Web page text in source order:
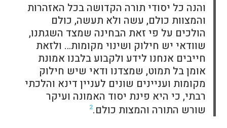
והנה כל יסודי תורה הקדושה בכל האזהרות
והמצוות כולם, עשה ולא תעשה, כולם
הולכים על פי זאת הבחינה שמצד השגתנו,
שוודאי יש חילוק ושינוי מקומות… ולזאת
חייבים אנחנו לידע ולקבוע בלבנו אמונת
אומן בל תמוט, שמצדנו ודאי שיש חילוק
מקומות ועניינים שונים לעניין דינא והלכתי
רבתי, כי היא פינת יסוד האמונה ועיקר
שורש התורה והמצות כולם.2